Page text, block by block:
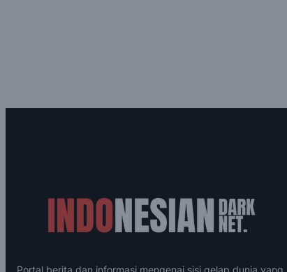
Portal berita dan informasi mengenai sisi gelap dunia yang